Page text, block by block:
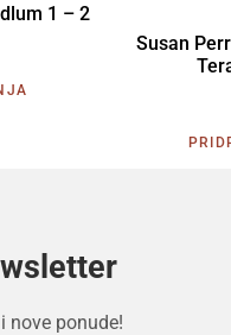
1 – 2
Susan
nove ponude!